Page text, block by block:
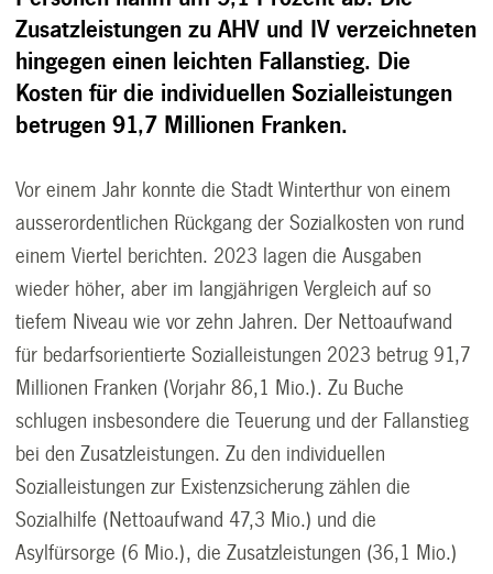
Zusatzleistungen zu AHV und IV verzeichneten
hingegen einen leichten Fallanstieg. Die
Kosten für die individuellen Sozialleistungen
betrugen 91,7 Millionen Franken.
Vor einem Jahr konnte die Stadt Winterthur von einem
ausserordentlichen Rückgang der Sozialkosten von rund
einem Viertel berichten. 2023 lagen die Ausgaben
wieder höher, aber im langjährigen Vergleich auf so
tiefem Niveau wie vor zehn Jahren. Der Nettoaufwand
für bedarfsorientierte Sozialleistungen 2023 betrug 91,7
Millionen Franken (Vorjahr 86,1 Mio.). Zu Buche
schlugen insbesondere die Teuerung und der Fallanstieg
bei den Zusatzleistungen. Zu den individuellen
Sozialleistungen zur Existenzsicherung zählen die
Sozialhilfe (Nettoaufwand 47,3 Mio.) und die
Asylfürsorge (6 Mio.), die Zusatzleistungen (36,1 Mio.)